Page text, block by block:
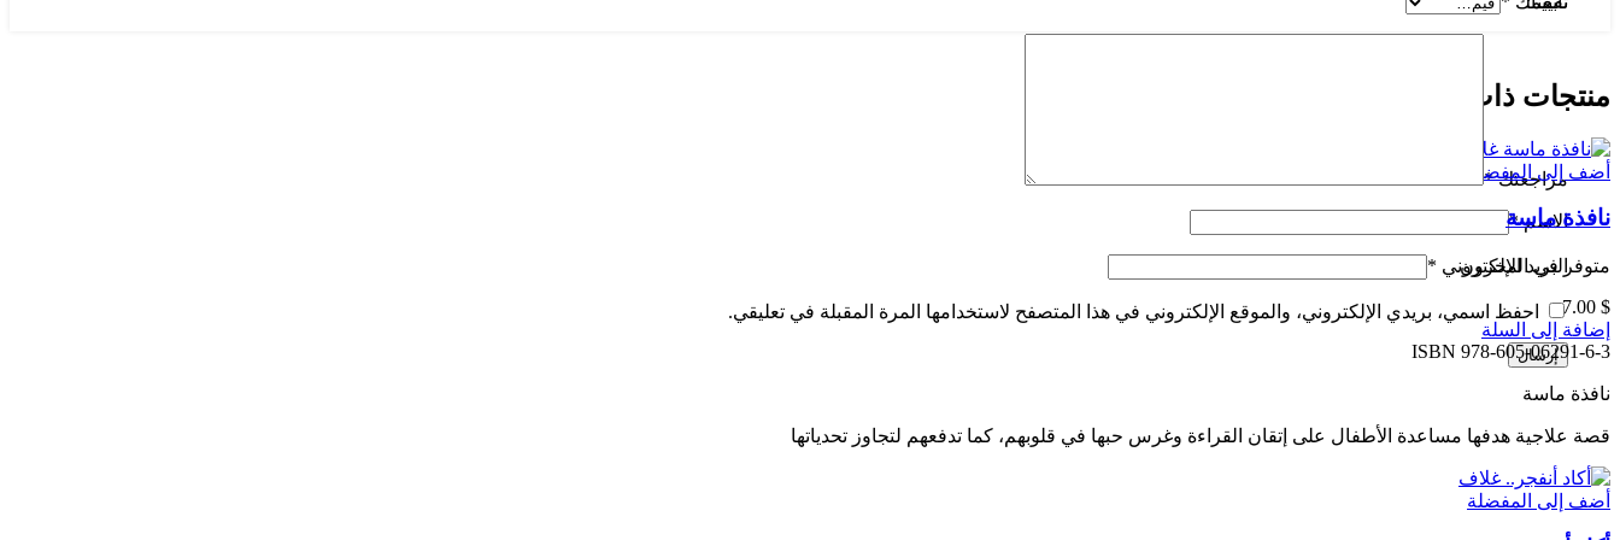
مراجعتك*
الاسم*
البريد الإلكتروني *
احفظ اسمي، بريدي الإلكتروني، والموقع الإلكتروني في هذا المتصفح لاستخدامها المرة المقبلة في تعليقي.
منتجات ذات صلة
أضف إلى المفضلة
نافذة ماسة
متوفر في المخزون
7.00 $
إضافة إلى السلة
ISBN 978-605-06291-6-3
نافذة ماسة
قصة علاجية هدفها مساعدة الأطفال على إتقان القراءة وغرس حبها في قلوبهم، كما تدفعهم لتجاوز تحدياتها
أضف إلى المفضلة